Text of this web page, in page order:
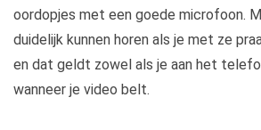
oordopjes met een goede microfoon.
duidelijk kunnen horen als je met ze
en dat geldt zowel als je aan het
wanneer je video belt.